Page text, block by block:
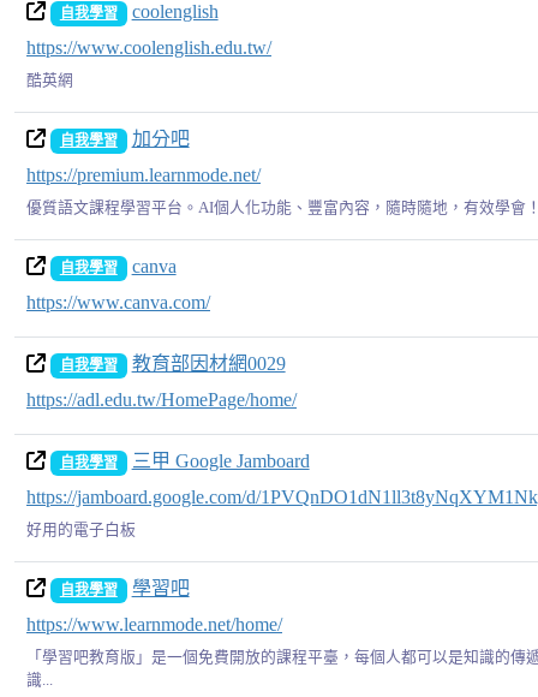
自我學習
coolenglish
https://www.coolenglish.edu.tw/
酷英網
自我學習
加分吧
https://premium.learnmode.net/
優質語文課程學習平台。AI個人化功能、豐富內容，隨時隨地，有效學會
自我學習
canva
https://www.canva.com/
自我學習
教育部因材網0029
https://adl.edu.tw/HomePage/home/
自我學習
三甲 Google Jamboard
https://jamboard.google.com/d/
好用的電子白板
自我學習
學習吧
https://www.learnmode.net/home/
「學習吧教育版」是一個免費開放的課程平臺，每個人都可以是知識的傳
識...